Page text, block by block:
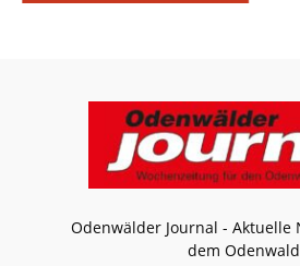
Odenwälder Journal - Aktuelle
dem Odenwald